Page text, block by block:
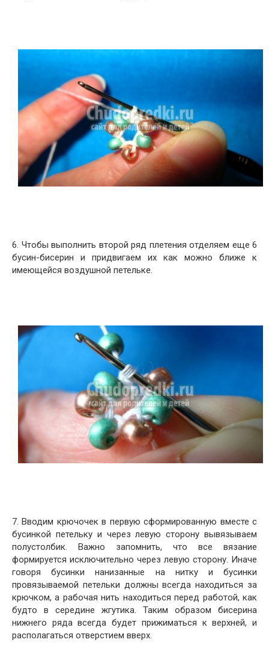
6. Чтобы выполнить второй ряд плетения отделяем еще 6
бусин-бисерин и придвигаем их как можно ближе к
имеющейся воздушной петельке.
7. Вводим крючочек в первую сформированную вместе с
бусинкой петельку и через левую сторону вывязываем
полустолбик. Важно запомнить, что все вязание
формируется исключительно через левую сторону. Иначе
говоря бусинки нанизанные на нитку и бусинки
провязываемой петельки должны всегда находиться за
крючком, а рабочая нить находиться перед работой, как
будто в середине жгутика. Таким образом бисерина
нижнего ряда всегда будет прижиматься к верхней, и
располагаться отверстием вверх.